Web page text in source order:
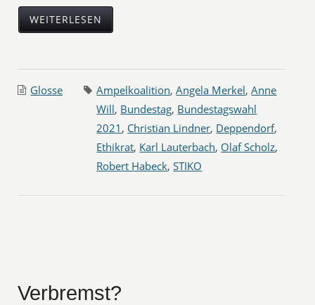
WEITERLESEN
Glosse Ampelkoalition,Angela Merkel,Anne
Will, Bundestag, Bundestagswahl
2021 , Christian Lindner, Deppendorf,
Ethikrat, Karl Lauterbach, Olaf Scholz,
Robert Habeck,STIKO
Verbremst?